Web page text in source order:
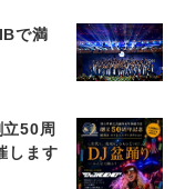
で満
50周
します